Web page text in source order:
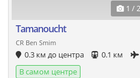
1 /
Tamanoucht
CR Ben Smim
0.3 км до центра 0.1 км
В самом центре